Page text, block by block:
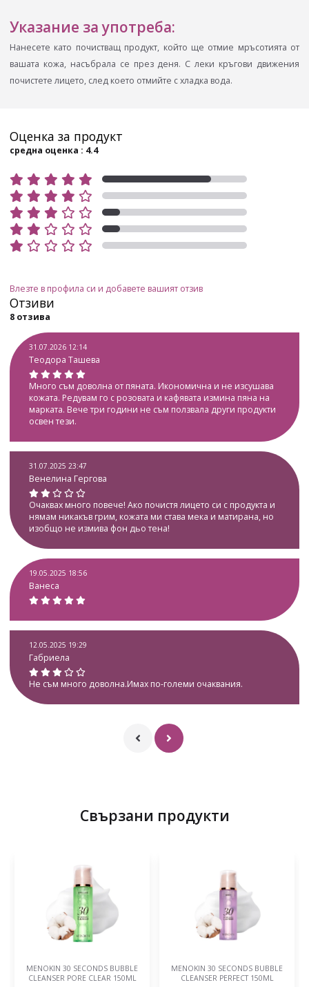
Указание за употреба:
Нанесете като почистващ продукт, който ще отмие мръсотията от
вашата кожа, насъбрала се през деня. С леки кръгови движения
почистете лицето, след което отмийте с хладка вода.
Отзиви
8 отзива
31.07.2026 12:14
Теодора Ташева
Много съм доволна от пяната. Икономична и не изсушава
кожата. Редувам го с розовата и кафявата измина пяна на
марката. Вече три години не съм ползвала други продукти
освен тези.
31.07.2025 23:47
Венелина Гергова
Очаквах много повече! Ако почистя лицето си с продукта и
нямам никакъв грим, кожата ми става мека и матирана, но
изобщо не измива фон дьо тена!
19.05.2025 18:56
Ванеса
12.05.2025 19:29
Габриела
Не съм много доволна.Имах по-големи очаквания.
Оценка за продукт
средна оценка : 4.4
Влезте в профила си и добавете вашият отзив
Свързани продукти
MENOKIN 30 SECONDS BUBBLE
CLEANSER PORE CLEAR 150ML
MENOKIN 30 SECONDS BUBBLE
CLEANSER PERFECT 150ML